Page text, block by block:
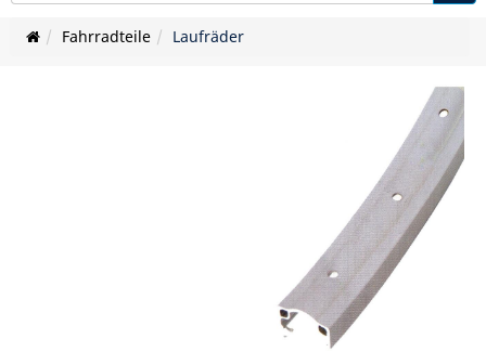
Fahrradteile Laufräder